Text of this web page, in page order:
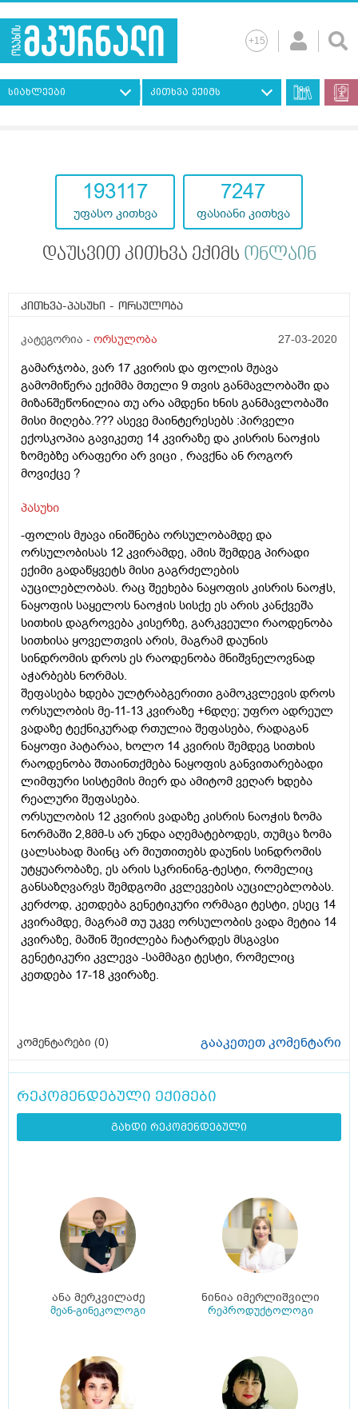
სიახლეები კითხვა ექიმს
193117
უფასო კითხვა
7247
ფასიანი კითხვა
დაუსვით კითხვა ექიმს ონლაინ
კითხვა-პასუხი - ორსულობა
კატეგორია - ორსულობა 27-03-2020
გამარჯობა, ვარ 17 კვირის და ფოლის მჟავა
გამომიწერა ექიმმა მთელი 9 თვის განმავლობაში და
მიზანშეწონილია თუ არა ამდენი ხნის განმავლობაში
მისი მიღება.??? ასევე მაინტერესებს :პირველი
ექოსკოპია გავიკეთე 14 კვირაზე და კისრის ნაოჭის
ზომებზე არაფერი არ ვიცი , რავქნა ან როგორ
მოვიქცე ?
პასუხი
-ფოლის მჟავა ინიშნება ორსულობამდე და
ორსულობისას 12 კვირამდე, ამის შემდეგ პირადი
ექიმი გადაწყვეტს მისი გაგრძელების
აუცილებლობას. რაც შეეხება ნაყოფის კისრის ნაოჭს,
ნაყოფის საყელოს ნაოჭის სისქე ეს არის კანქვეშა
სითხის დაგროვება კისერზე, გარკვეული რაოდენობა
სითხისა ყოველთვის არის, მაგრამ დაუნის
სინდრომის დროს ეს რაოდენობა მნიშვნელოვნად
აჭარბებს ნორმას.
შეფასება ხდება ულტრაბგერითი გამოკვლევის დროს
ორსულობის მე-11-13 კვირაზე +6დღე; უფრო ადრეულ
ვადაზე ტექნიკურად რთულია შეფასება, რადაგან
ნაყოფი პატარაა, ხოლო 14 კვირის შემდეგ სითხის
რაოდენობა შთაინთქმება ნაყოფის განვითარებადი
ლიმფური სისტემის მიერ და ამიტომ ვეღარ ხდება
რეალური შეფასება.
ორსულობის 12 კვირის ვადაზე კისრის ნაოჭის ზომა
ნორმაში 2,8მმ-ს არ უნდა აღემატებოდეს, თუმცა ზომა
ცალსახად მაინც არ მიუთითებს დაუნის სინდრომის
უტყუარობაზე, ეს არის სკრინინგ-ტესტი, რომელიც
განსაზღვარვს შემდგომი კვლევების აუცილებლობას.
კერძოდ, კეთდება გენეტიკური ორმაგი ტესტი, ესეც 14
კვირამდე, მაგრამ თუ უკვე ორსულობის ვადა მეტია 14
კვირაზე, მაშინ შეიძლება ჩატარდეს მსგავსი
გენეტიკური კვლევა -სამმაგი ტესტი, რომელიც
კეთდება 17-18 კვირაზე.
კომენტარები (0) გააკეთეთ კომენტარი
რეკომენდებული ექიმები
გახდი რეკომენდებული
ანა მერკვილაძე
მეან-გინეკოლოგი
ნინია იმერლიშვილი
რეპროდუქტოლოგი